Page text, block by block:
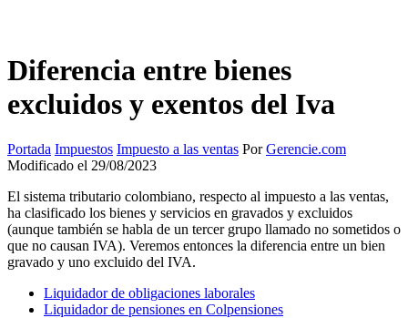
Diferencia entre bienes
excluidos y exentos del Iva
Portada Impuestos Impuesto a las ventas PorGerencie.com
Modificado el 29/08/2023
El sistema tributario colombiano, respecto al impuesto a las ventas,
ha clasificado los bienes y servicios en gravados y excluidos
(aunque también se habla de un tercer grupo llamado no sometidos o
que no causan IVA). Veremos entonces la diferencia entre un bien
gravado y uno excluido del IVA.
Liquidador de obligaciones laborales
Liquidador de pensiones en Colpensiones